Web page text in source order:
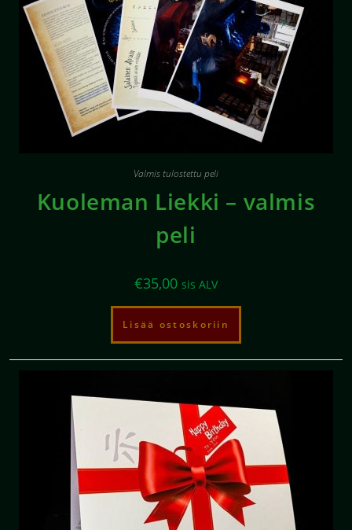
Valmis tulostettu peli
Kuoleman Liekki – valmis
peli
€35,00 sis ALV
Lisää ostoskoriin